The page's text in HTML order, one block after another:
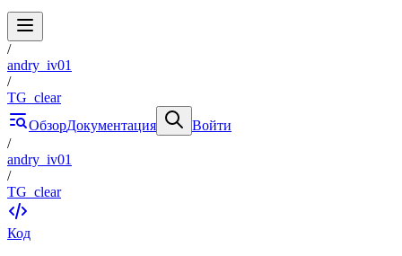
/
andry_iv01
/
TG_clear
ОбзорДокументация
Войти
/
andry_iv01
/
TG_clear
Код